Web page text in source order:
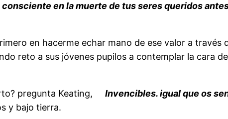
en la muerte de tus seres queridos
en hacerme echar mano de ese valor a través
reto a sus jóvenes pupilos a contemplar la cara
pregunta Keating, Invencibles. igual que os
y bajo tierra.